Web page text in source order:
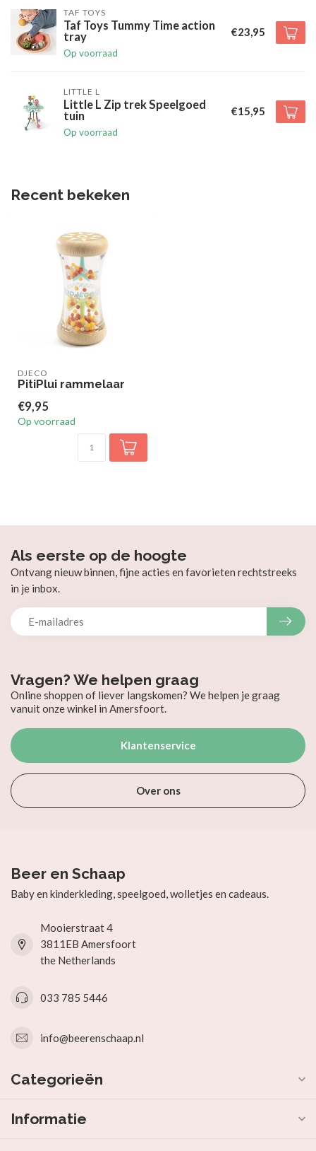
TAF TOYS
Taf Toys Tummy Time action
tray
Op voorraad
€23,95
LITTLE L
Little L Zip trek Speelgoed
tuin
Op voorraad
€15,95
Recent bekeken
DJECO
PitiPlui rammelaar
€9,95
Op voorraad
Vragen? We helpen graag
Online shoppen of liever langskomen? We helpen je graag
vanuit onze winkel in Amersfoort.
Klantenservice
Over ons
Als eerste op de hoogte
Ontvang nieuw binnen, fijne acties en favorieten rechtstreeks
in je inbox.
Beer en Schaap
Baby en kinderkleding, speelgoed, wolletjes en cadeaus.
Mooierstraat 4
3811EB Amersfoort
the Netherlands
033 785 5446
info@beerenschaap.nl
Categorieën
Informatie